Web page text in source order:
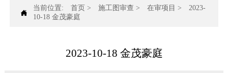

当前位置: 首页 > 施工图审查 > 在审项目 >
2023-
10-18 金茂豪庭
2023-10-18 金茂豪庭